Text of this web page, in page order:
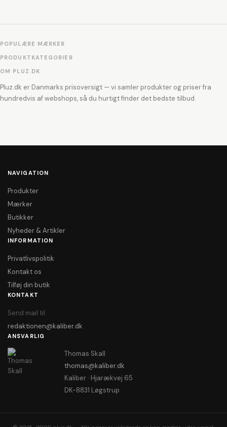
POPULÆRE MÆRKER
PRODUKTKATEGORIER
OM PLUZ.DK
Pluz.dk er Danmarks prisoversigt — vi samler produkter og priser fra
hundredvis af webshops, så du hurtigt finder det bedste tilbud.
NAVIGATION
Produkter
Mærker
Butikker
Nyheder & Artikler
INFORMATION
Privatlivspolitik
Kontakt os
Tilføj din butik
KONTAKT
Send mail til
redaktionen@kaliber.dk
ANSVARLIG
Thomas Skall
thomas@kaliber.dk
Kaliber · Hjarækvej 65
DK-8831 Løgstrup